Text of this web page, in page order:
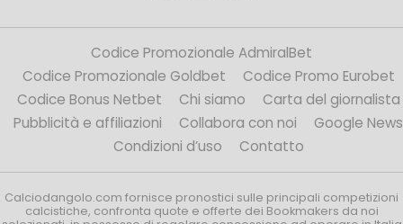
Codice Promozionale AdmiralBet
Codice Promozionale Goldbet
Codice Promo Eurobet
Codice Bonus Netbet
Chi siamo
Carta del giornalista
Pubblicità e affiliazioni
Collabora con noi
Google News
Condizioni d’uso
Contatto
Calciodangolo.com fornisce pronostici sulle principali competizioni
calcistiche, confronta quote e offerte dei Bookmakers da noi